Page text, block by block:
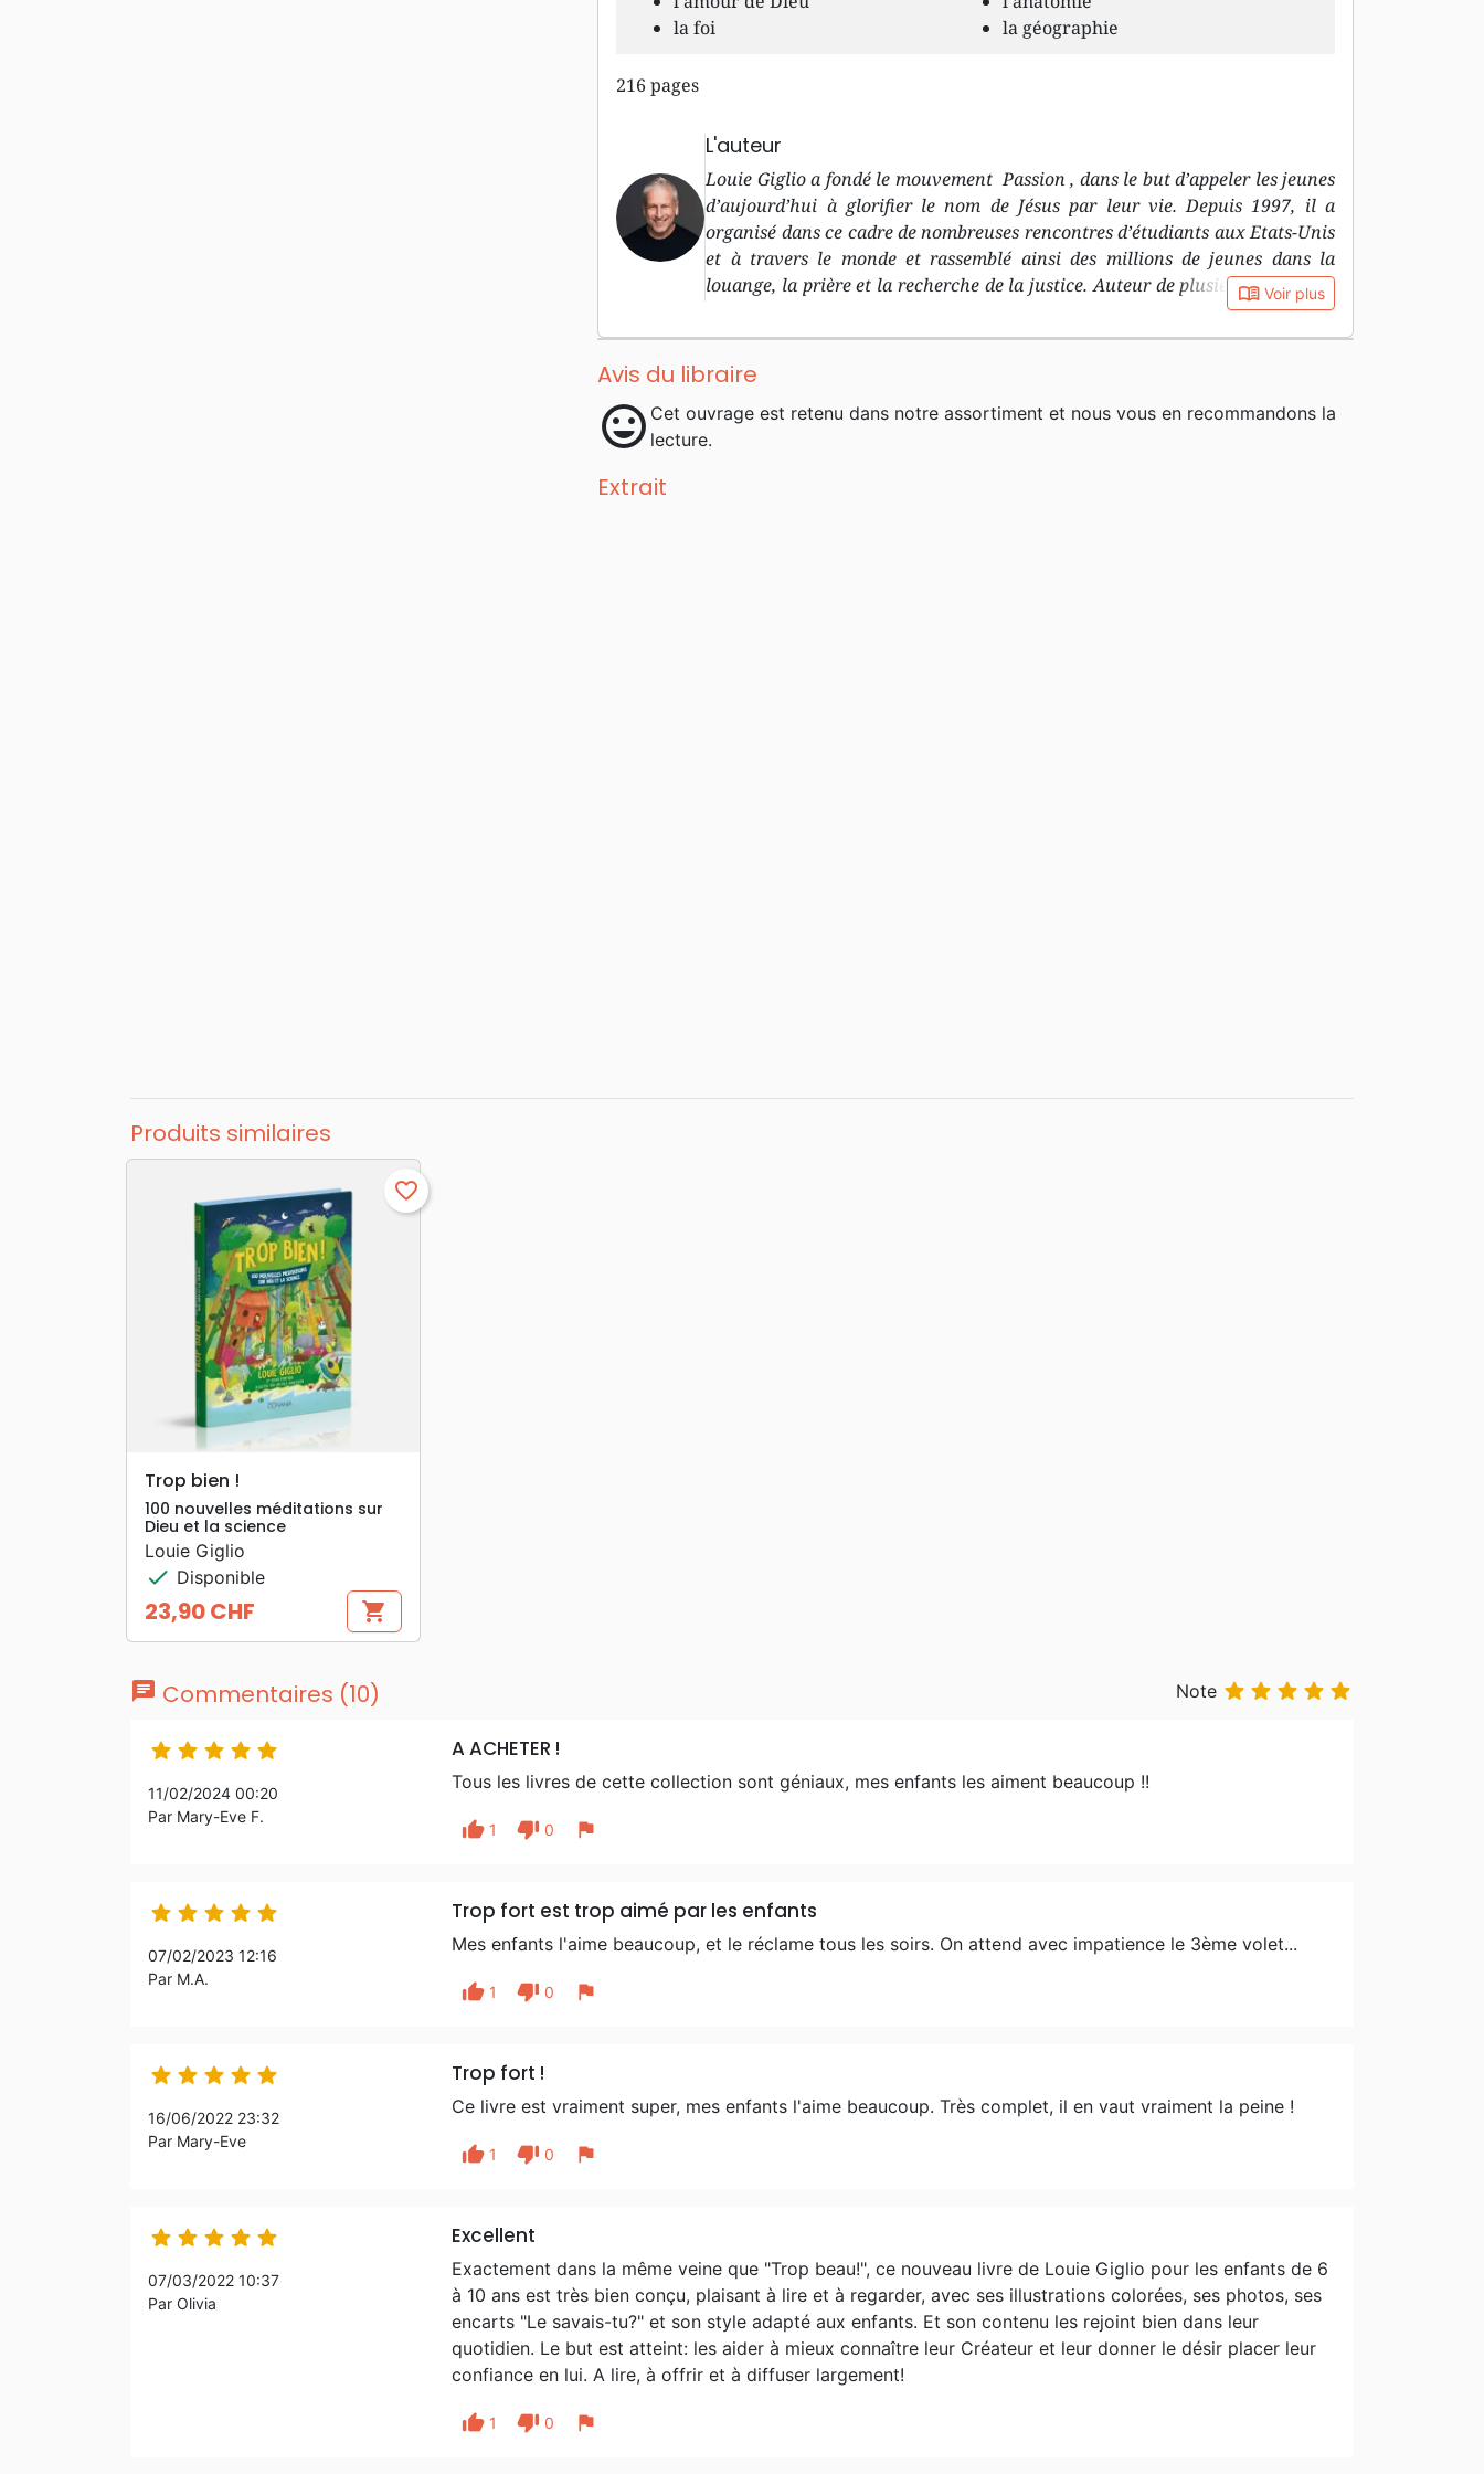
la foi
la géographie
216 pages
L'auteur
Louie Giglio a fondé le mouvement Passion , dans le but d’appeler les jeunes
d’aujourd’hui à glorifier le nom de Jésus par leur vie. Depuis 1997, il a
organisé dans ce cadre de nombreuses rencontres d’étudiants aux Etats-Unis
et à travers le monde et rassemblé ainsi des millions de jeunes dans la
louange, la prière et la recherche de la justice. Auteur de plusieurs ouvrages
en anglais, dont celui-ci est le premier traduit en français, Louie est aussi
pasteur de la Passion City Church . Avec sa femme Shelley, il est responsable
de l’équipe d’encadrement. Ils dirigent en outre la maison de disques
résident à Atlanta, aux Etats-Unis.
book_open Voir plus
Avis du libraire
mood Cet ouvrage est retenu dans notre assortiment et nous vous en recommandons la
lecture.
Extrait
Produits similaires
search APERÇU RAPIDE
favorite_border
Trop bien !
100 nouvelles méditations sur
Dieu et la science
Louie Giglio
check Disponible
Prix
23,90 CHF shopping_cart
chat Commentaires (10) Note     
    
11/02/2024 00:20
Par Mary-Eve F.
A ACHETER !
Tous les livres de cette collection sont géniaux, mes enfants les aiment beaucoup !!
thumb_up 1 thumb_down 0 flag
    
07/02/2023 12:16
Par M.A.
Trop fort est trop aimé par les enfants
Mes enfants l'aime beaucoup, et le réclame tous les soirs. On attend avec impatience le 3ème volet...
thumb_up 1 thumb_down 0 flag
    
16/06/2022 23:32
Par Mary-Eve
Trop fort !
Ce livre est vraiment super, mes enfants l'aime beaucoup. Très complet, il en vaut vraiment la peine !
thumb_up 1 thumb_down 0 flag
    
07/03/2022 10:37
Par Olivia
Excellent
Exactement dans la même veine que "Trop beau!", ce nouveau livre de Louie Giglio pour les enfants de 6
à 10 ans est très bien conçu, plaisant à lire et à regarder, avec ses illustrations colorées, ses photos, ses
encarts "Le savais-tu?" et son style adapté aux enfants. Et son contenu les rejoint bien dans leur
quotidien. Le but est atteint: les aider à mieux connaître leur Créateur et leur donner le désir placer leur
confiance en lui. A lire, à offrir et à diffuser largement!
thumb_up 1 thumb_down 0 flag